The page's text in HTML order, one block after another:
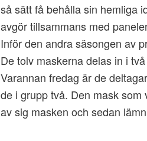
så sätt få behålla sin hemliga
avgör tillsammans med
Inför den andra säsongen av
De tolv maskerna delas in i
Varannan fredag är de
de i grupp två. Den mask
av sig masken och sedan